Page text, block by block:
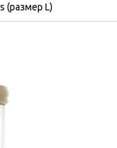
(размер L)